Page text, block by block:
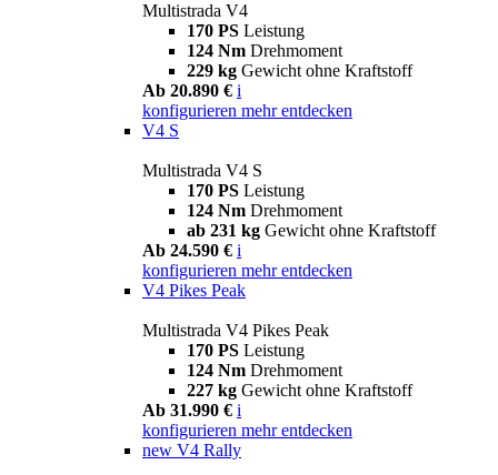
Multistrada V4
170 PS Leistung
124 Nm Drehmoment
229 kg Gewicht ohne Kraftstoff
Ab 20.890 € i
konfigurieren mehr entdecken
V4 S
Multistrada V4 S
170 PS Leistung
124 Nm Drehmoment
ab 231 kg Gewicht ohne Kraftstoff
Ab 24.590 € i
konfigurieren mehr entdecken
V4 Pikes Peak
Multistrada V4 Pikes Peak
170 PS Leistung
124 Nm Drehmoment
227 kg Gewicht ohne Kraftstoff
Ab 31.990 € i
konfigurieren mehr entdecken
new V4 Rally